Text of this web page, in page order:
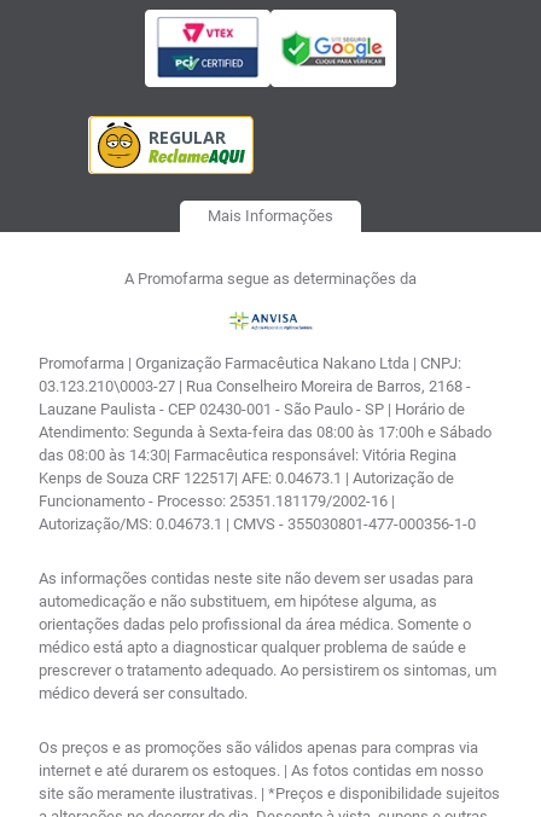
Mais Informações
A Promofarma segue as determinações da
Promofarma | Organização Farmacêutica Nakano Ltda | CNPJ:
03.123.210\0003-27 | Rua Conselheiro Moreira de Barros, 2168 -
Lauzane Paulista - CEP 02430-001 - São Paulo - SP | Horário de
Atendimento: Segunda à Sexta-feira das 08:00 às 17:00h e Sábado
das 08:00 às 14:30| Farmacêutica responsável: Vitória Regina
Kenps de Souza CRF 122517| AFE: 0.04673.1 | Autorização de
Funcionamento - Processo: 25351.181179/2002-16 |
Autorização/MS: 0.04673.1 | CMVS - 355030801-477-000356-1-0
As informações contidas neste site não devem ser usadas para
automedicação e não substituem, em hipótese alguma, as
orientações dadas pelo profissional da área médica. Somente o
médico está apto a diagnosticar qualquer problema de saúde e
prescrever o tratamento adequado. Ao persistirem os sintomas, um
médico deverá ser consultado.
Os preços e as promoções são válidos apenas para compras via
internet e até durarem os estoques. | As fotos contidas em nosso
site são meramente ilustrativas. | *Preços e disponibilidade sujeitos